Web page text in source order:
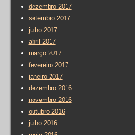
dezembro 2017
setembro 2017
julho 2017
abril 2017
março 2017
fevereiro 2017
janeiro 2017
dezembro 2016
novembro 2016
outubro 2016
julho 2016